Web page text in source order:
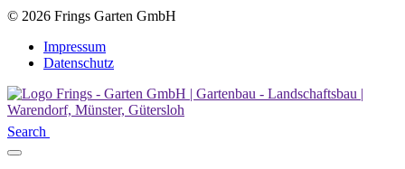
© 2026 Frings Garten GmbH
Impressum
Datenschutz
Search